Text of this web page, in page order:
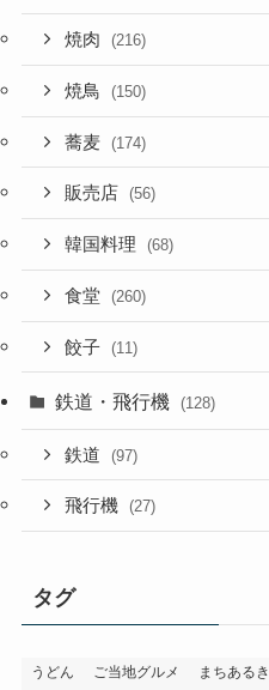
焼肉 (216)
焼鳥 (150)
蕎麦 (174)
販売店 (56)
韓国料理 (68)
食堂 (260)
餃子 (11)
鉄道・飛行機 (128)
鉄道 (97)
飛行機 (27)
タグ
うどん ご当地グルメ まちあるき